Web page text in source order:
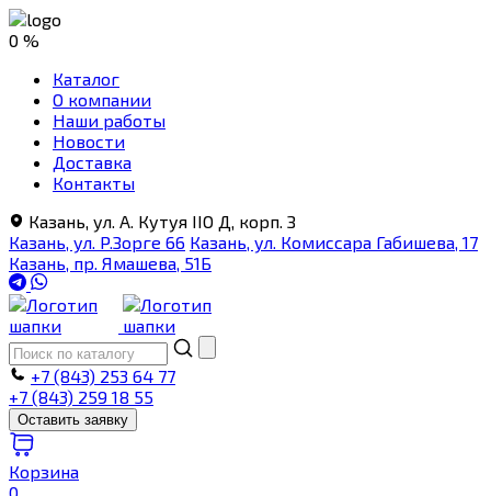
0 %
Каталог
О компании
Наши работы
Новости
Доставка
Контакты
Казань, ул. А. Кутуя IIO Д, корп. З
Казань, ул. Р.Зорге 66 Казань, ул. Комиссара Габишева, 17
Казань, пр. Ямашева, 51Б
+7 (843) 253 64 77
+7 (843) 259 18 55
Оставить заявку
Корзина